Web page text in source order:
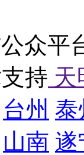
众平
持 天
台州 泰
山南 遂